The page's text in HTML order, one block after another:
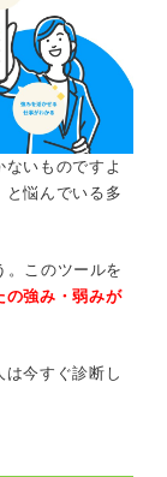
いものですよ
と悩んでいる多
。このツールを
の強み・弱みが
今すぐ診断し